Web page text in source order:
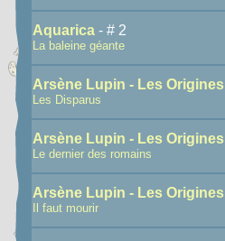
Aquarica - # 2
La baleine géante
Arsène Lupin - Les Origines
Les Disparus
Arsène Lupin - Les Origines
Le dernier des romains
Arsène Lupin - Les Origines
Il faut mourir